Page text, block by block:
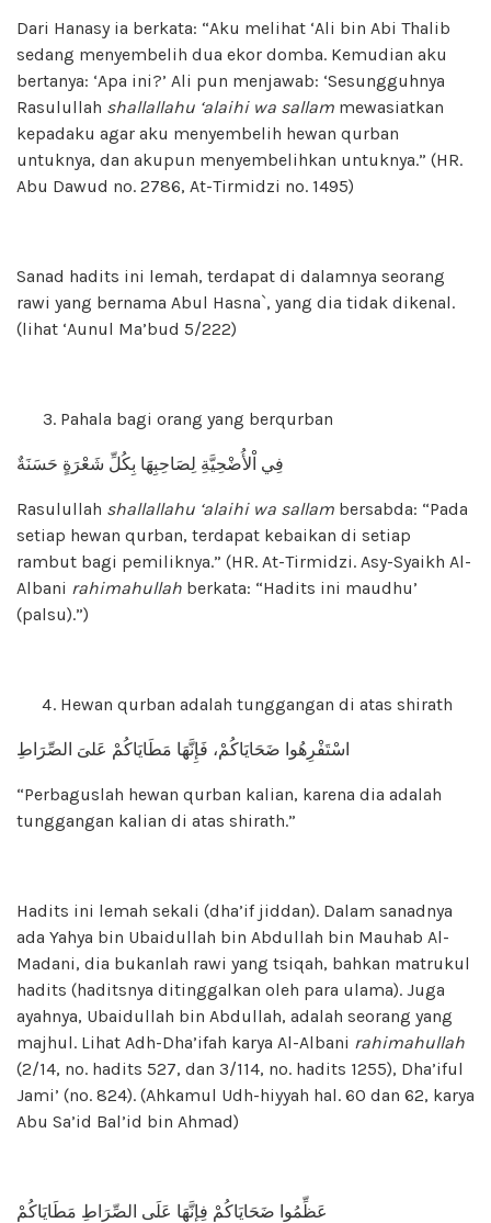
Dari Hanasy ia berkata: “Aku melihat ‘Ali bin Abi Thalib
sedang menyembelih dua ekor domba. Kemudian aku
bertanya: ‘Apa ini?’ Ali pun menjawab: ‘Sesungguhnya
Rasulullah shallallahu ‘alaihi wa sallam mewasiatkan
kepadaku agar aku menyembelih hewan qurban
untuknya, dan akupun menyembelihkan untuknya.” (HR.
Abu Dawud no. 2786, At-Tirmidzi no. 1495)
Sanad hadits ini lemah, terdapat di dalamnya seorang
rawi yang bernama Abul Hasna`, yang dia tidak dikenal.
(lihat ‘Aunul Ma’bud 5/222)
Pahala bagi orang yang berqurban
فِي اْلأُضْحِيَّةِ لِصَاحِبِهَا بِكُلِّ شَعْرَةٍ حَسَنَةٌ
Rasulullah shallallahu ‘alaihi wa sallam bersabda: “Pada
setiap hewan qurban, terdapat kebaikan di setiap
rambut bagi pemiliknya.” (HR. At-Tirmidzi. Asy-Syaikh Al-
Albani rahimahullah berkata: “Hadits ini maudhu’
(palsu).”)
Hewan qurban adalah tunggangan di atas shirath
اسْتَفْرِهُوا ضَحَايَاكُمْ، فَإِنَّهَا مَطَايَاكُمْ عَلىَ الصِّرَاطِ
“Perbaguslah hewan qurban kalian, karena dia adalah
tunggangan kalian di atas shirath.”
Hadits ini lemah sekali (dha’if jiddan). Dalam sanadnya
ada Yahya bin Ubaidullah bin Abdullah bin Mauhab Al-
Madani, dia bukanlah rawi yang tsiqah, bahkan matrukul
hadits (haditsnya ditinggalkan oleh para ulama). Juga
ayahnya, Ubaidullah bin Abdullah, adalah seorang yang
majhul. Lihat Adh-Dha’ifah karya Al-Albani rahimahullah
(2/14, no. hadits 527, dan 3/114, no. hadits 1255), Dha’iful
Jami’ (no. 824). (Ahkamul Udh-hiyyah hal. 60 dan 62, karya
Abu Sa’id Bal’id bin Ahmad)
عَظِّمُوا ضَحَايَاكُمْ فِإِنَّهَا عَلَى الصِّرَاطِ مَطَايَاكُمْ